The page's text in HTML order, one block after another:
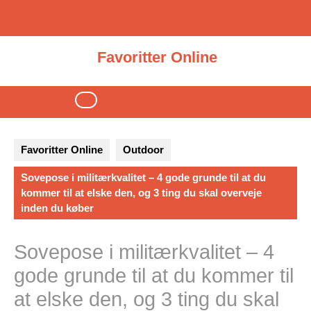
content
Favoritter Online
Open
Favoritter Online Outdoor
Sovepose i militærkvalitet – 4 gode grunde til at du
kommer til at elske den, og 3 ting du skal overveje
inden du køber
Sovepose i militærkvalitet – 4
gode grunde til at du kommer til
at elske den, og 3 ting du skal